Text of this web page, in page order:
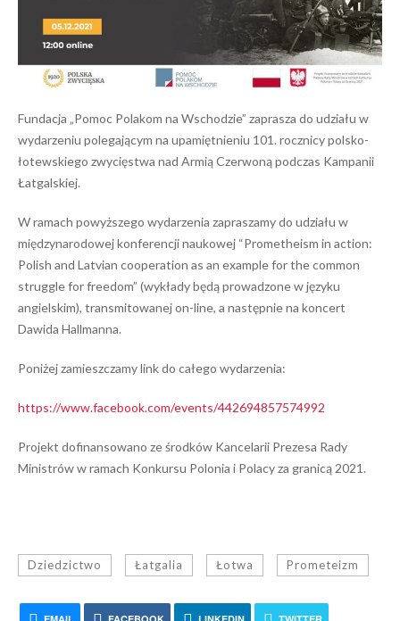
Fundacja „Pomoc Polakom na Wschodzie” zaprasza do udziału w
wydarzeniu polegającym na upamiętnieniu 101. rocznicy polsko-
łotewskiego zwycięstwa nad Armią Czerwoną podczas Kampanii
Łatgalskiej.
W ramach powyższego wydarzenia zapraszamy do udziału w
międzynarodowej konferencji naukowej “Prometheism in action:
Polish and Latvian cooperation as an example for the common
struggle for freedom” (wykłady będą prowadzone w języku
angielskim), transmitowanej on-line, a następnie na koncert
Dawida Hallmanna.
Poniżej zamieszczamy link do całego wydarzenia:
https://www.facebook.com/events/442694857574992
Projekt dofinansowano ze środków Kancelarii Prezesa Rady
Ministrów w ramach Konkursu Polonia i Polacy za granicą 2021.
Dziedzictwo Łatgalia Łotwa Prometeizm